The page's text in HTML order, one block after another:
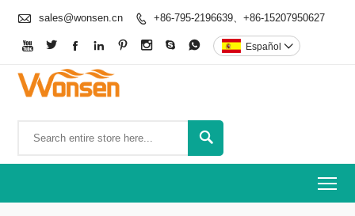
 sales@wonsen.cn  +86-795-2196639、+86-15207950627
        Español 
